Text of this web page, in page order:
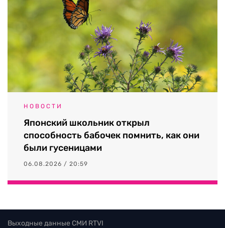
НОВОСТИ
Японский школьник открыл
способность бабочек помнить, как они
были гусеницами
06.08.2026 / 20:59
Выходные данные СМИ RTVI